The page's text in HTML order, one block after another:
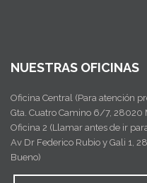
NUESTRAS OFICINAS
Oficina Central (Para atención
Gta. Cuatro Camino 6/7, 28020
Oficina 2 (Llamar antes de ir
Av Dr Federico Rubio y Gali 1,
Bueno)